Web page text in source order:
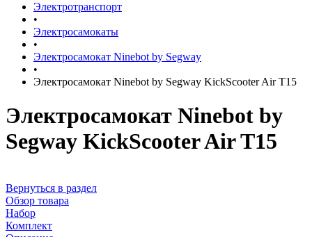
Электротранспорт
•
Электросамокаты
•
Электросамокат Ninebot by Segway
•
Электросамокат Ninebot by Segway KickScooter Air T15
Электросамокат Ninebot by
Segway KickScooter Air T15
Вернуться в раздел
Обзор товара
Набор
Комплект